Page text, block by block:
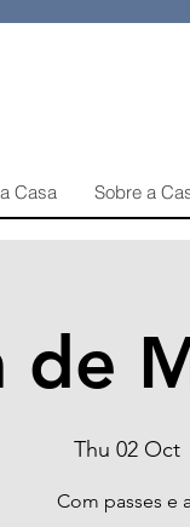
Casa Sobre a
de
Thu 02 Oct
Com passes e